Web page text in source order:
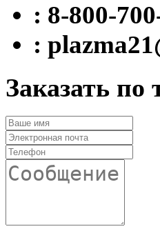
: 8-800-
:
Заказать по